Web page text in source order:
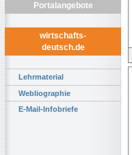
Portalangebote
wirtschafts-
deutsch.de
Lehrmaterial
Webliographie
E-Mail-Infobriefe